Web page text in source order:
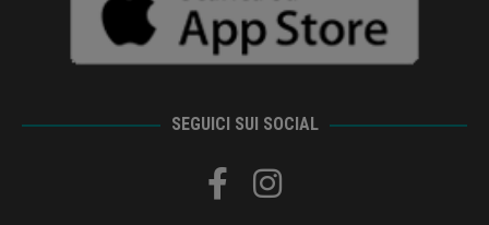
SEGUICI SUI SOCIAL